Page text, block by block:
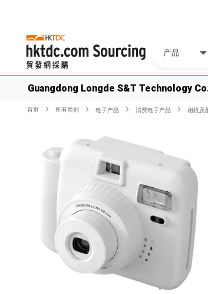
产品
Guangdong Longde S&T Technology
首页 所有类別 电子产品 消费电子产品 相机及